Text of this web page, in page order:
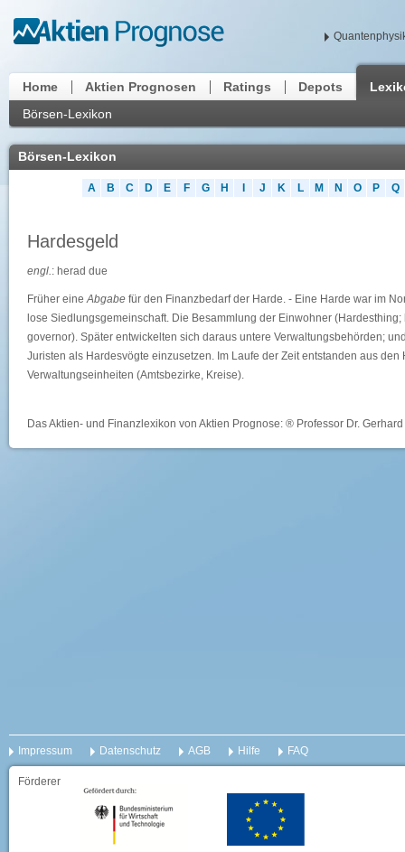
Home Aktien Prognosen Ratings Depots
Börsen-Lexikon
Börsen-Lexikon
A B C D E F G H J K L M N O P Q
Hardesgeld
engl.: herad due
Früher eineAbgabe für den Finanzbedarf der Harde. - Eine Harde war im
lose Siedlungsgemeinschaft. Die Besammlung der Einwohner
governor). Später entwickelten sich daraus untere Verwaltungsbehörden;
Juristen als Hardesvögte einzusetzen. Im Laufe der Zeit entstanden aus
Verwaltungseinheiten (Amtsbezirke, Kreise).
Das Aktien- und Finanzlexikon von Aktien Prognose: ® Professor Dr.
Impressum Datenschutz AGB Hilfe FAQ
Förderer